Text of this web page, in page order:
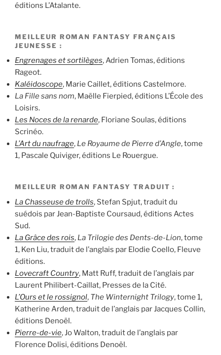
éditions L’Atalante.
MEILLEUR ROMAN FANTASY FRANÇAIS
JEUNESSE :
Engrenages et sortilèges, Adrien Tomas, éditions
Rageot.
Kaléidoscope, Marie Caillet, éditions Castelmore.
La Fille sans nom, Maëlle Fierpied, éditions L’École des
Loisirs.
Les Noces de la renarde, Floriane Soulas, éditions
Scrinéo.
L’Art du naufrage, Le Royaume de Pierre d’Angle, tome
1, Pascale Quiviger, éditions Le Rouergue.
MEILLEUR ROMAN FANTASY TRADUIT :
La Chasseuse de trolls, Stefan Spjut, traduit du
suédois par Jean-Baptiste Coursaud, éditions Actes
Sud.
La Grâce des rois, La Trilogie des Dents-de-Lion, tome
1, Ken Liu, traduit de l’anglais par Elodie Coello, Fleuve
éditions.
Lovecraft Country, Matt Ruff, traduit de l’anglais par
Laurent Philibert-Caillat, Presses de la Cité.
L’Ours et le rossignol, The Winternight Trilogy, tome 1,
Katherine Arden, traduit de l’anglais par Jacques Collin,
éditions Denoël.
Pierre-de-vie, Jo Walton, traduit de l’anglais par
Florence Dolisi, éditions Denoël.